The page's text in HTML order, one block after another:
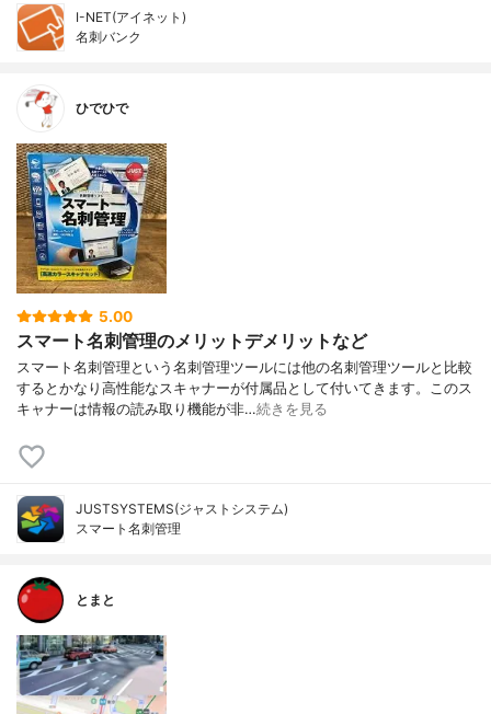
I-NET(アイネット)
名刺バンク
ひでひで
5.00
スマート名刺管理のメリットデメリットなど
スマート名刺管理という名刺管理ツールには他の名刺管理ツールと比較
するとかなり高性能なスキャナーが付属品として付いてきます。このス
キャナーは情報の読み取り機能が非…続きを見る
JUSTSYSTEMS(ジャストシステム)
スマート名刺管理
とまと